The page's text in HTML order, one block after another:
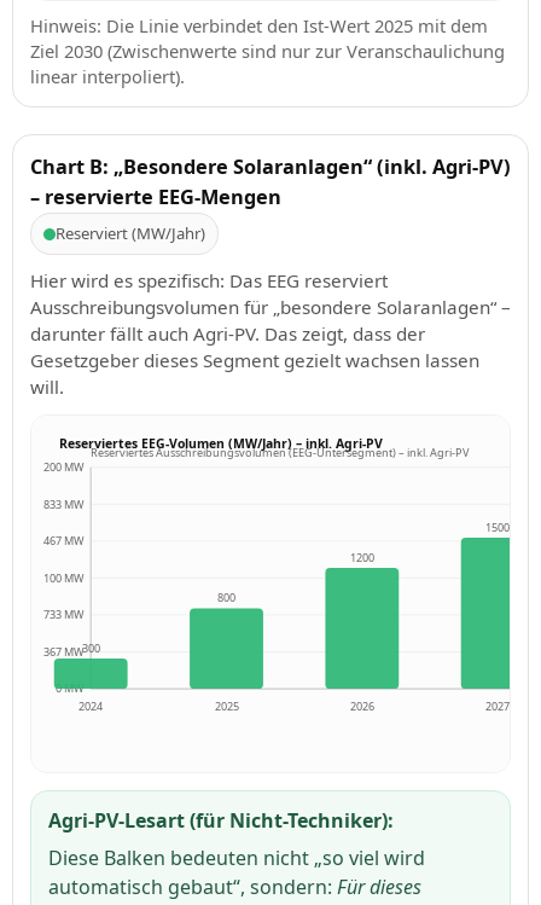
Hinweis: Die Linie verbindet den Ist-Wert 2025 mit dem
Ziel 2030 (Zwischenwerte sind nur zur Veranschaulichung
linear interpoliert).
Chart B: „Besondere Solaranlagen“ (inkl. Agri-PV)
– reservierte EEG-Mengen
Reserviert (MW/Jahr)
Hier wird es spezifisch: Das EEG reserviert
Ausschreibungsvolumen für „besondere Solaranlagen“ –
darunter fällt auch Agri-PV. Das zeigt, dass der
Gesetzgeber dieses Segment gezielt wachsen lassen
will.
Reserviertes EEG-Volumen (MW/Jahr) – inkl. Agri-PV
2024 2025 2026 2027
0 MW
367 MW
733 MW
1100 MW
1467 MW
1833 MW
2200 MW
300
800
1200
1500
Reserviertes Ausschreibungsvolumen (EEG-Untersegment) – inkl. Agri-PV
Agri-PV-Lesart (für Nicht-Techniker):
Diese Balken bedeuten nicht „so viel wird
automatisch gebaut“, sondern: Für dieses